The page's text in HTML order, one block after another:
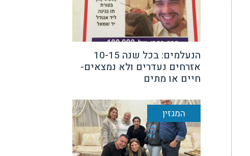
הנעלמים: בכל שנה 10-15
אזרחים נעדרים ולא נמצאים-
חיים או מתים
המגזין